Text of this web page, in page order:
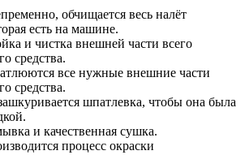
обчищается весь налёт
есть на машине.
и чистка внешней части всего
средства.
все нужные внешние части
средства.
шпатлевка, чтобы она была
и качественная сушка.
процесс окраски